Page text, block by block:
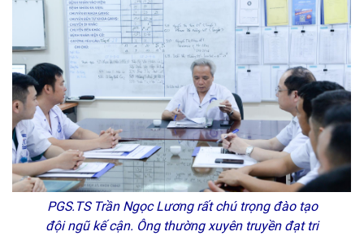
PGS.TS Trần Ngọc Lương rất chú trọng đào tạo
đội ngũ kế cận. Ông thường xuyên truyền đạt tri